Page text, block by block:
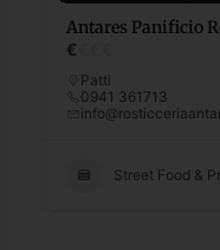
Antares Panificio
€
Patti
0941 361713
Street Food &